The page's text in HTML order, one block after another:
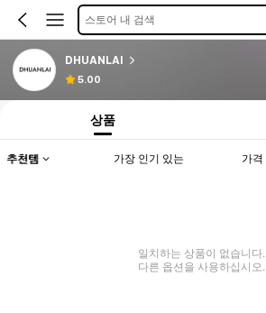
스토어 내 검색
DHUANLAI
5.00
상품
추천템 가장 인기 있는 가격
일치하는 상품이 없습니다.
다른 옵션을 사용하십시오.